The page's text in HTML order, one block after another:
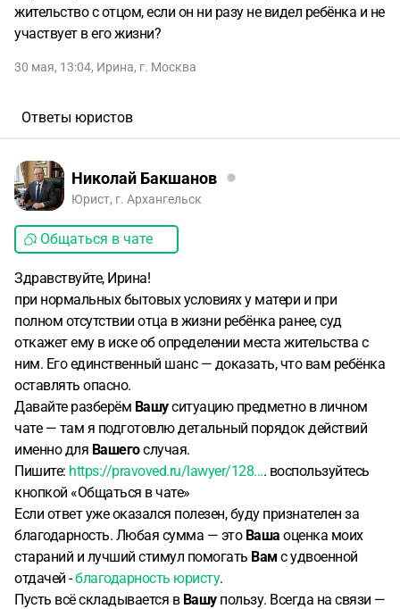
жительство с отцом, если он ни разу не видел ребёнка и не
участвует в его жизни?
30 мая, 13:04, Ирина, г. Москва
Ответы юристов
Николай Бакшанов
Юрист, г. Архангельск
Общаться в чате
Здравствуйте, Ирина!
при нормальных бытовых условиях у матери и при
полном отсутствии отца в жизни ребёнка ранее, суд
откажет ему в иске об определении места жительства с
ним. Его единственный шанс — доказать, что вам ребёнка
оставлять опасно.
Давайте разберём Вашуситуацию предметно в личном
чате — там я подготовлю детальный порядок действий
именно для Вашегослучая.
Пишите: https://pravoved.ru/lawyer/128.... воспользуйтесь
кнопкой «Общаться в чате»
Если ответ уже оказался полезен, буду признателен за
благодарность. Любая сумма — это Ваша оценка моих
стараний и лучший стимул помогать Вам с удвоенной
отдачей -благодарность юристу.
Пусть всё складывается в Вашупользу. Всегда на связи —